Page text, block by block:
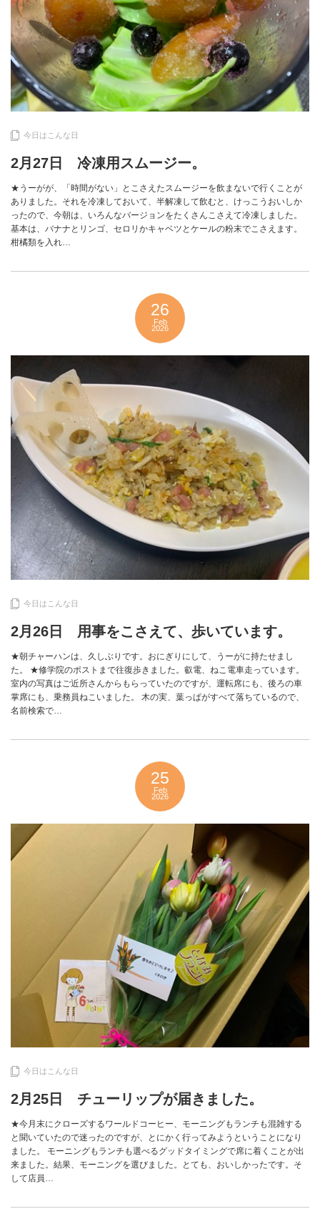
今日はこんな日
2月27日 冷凍用スムージー。
★うーがが、「時間がない」とこさえたスムージーを飲まないで行くことが
ありました。それを冷凍しておいて、半解凍して飲むと、けっこうおいしか
ったので、今朝は、いろんなバージョンをたくさんこさえて冷凍しました。
基本は、バナナとリンゴ、セロリかキャベツとケールの粉末でこさえます。
柑橘類を入れ…
26
Feb
2026
今日はこんな日
2月26日 用事をこさえて、歩いています。
★朝チャーハンは、久しぶりです。おにぎりにして、うーがに持たせまし
た。 ★修学院のポストまで往復歩きました。叡電、ねこ電車走っています。
室内の写真はご近所さんからもらっていたのですが、運転席にも、後ろの車
掌席にも、乗務員ねこいました。 木の実、葉っぱがすべて落ちているので、
名前検索で…
25
Feb
2026
今日はこんな日
2月25日 チューリップが届きました。
★今月末にクローズするワールドコーヒー、モーニングもランチも混雑する
と聞いていたので迷ったのですが、とにかく行ってみようということになり
ました。 モーニングもランチも選べるグッドタイミングで席に着くことが出
来ました。結果、モーニングを選びました。とても、おいしかったです。そ
して店員…